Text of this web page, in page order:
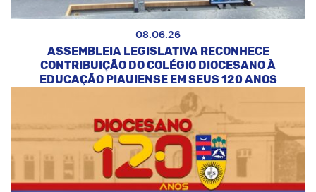
08.06.26
ASSEMBLEIA LEGISLATIVA RECONHECE
CONTRIBUIÇÃO DO COLÉGIO DIOCESANO À
EDUCAÇÃO PIAUIENSE EM SEUS 120 ANOS